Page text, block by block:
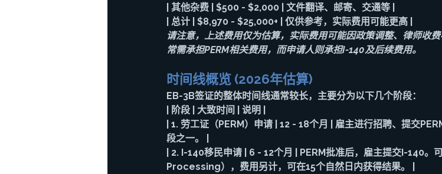
| 其他杂费 | $500 - $2,000 | 文件翻译、邮寄、交通等 |
总计 $8,970 - $25,000+ 仅供参考，实际费用可能更高
请注意，上述费用仅为估算，实际费用可能因政策调整、律师收
常需承担PERM相关费用，而申请人则承担I-140及后续费用。
时间线概览 (2026年估算)
EB-3B签证的整体时间线通常较长，主要分为以下几个阶段：
| 阶段 | 大致时间 | 说明 |
1. 劳工证（PERM）申请 | 12 - 18个月 | 雇主进行招聘、提交
段之一。 |
2. I-140移民申请 | 6 - 12个月 | PERM批准后，雇主提交I-140
Processing），费用另计，可在15个自然日内获得结果。 |